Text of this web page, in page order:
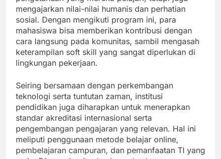
mengajarkan nilai-nilai humanis dan perhatian
sosial. Dengan mengikuti program ini, para
mahasiswa bisa memberikan kontribusi dengan
cara langsung pada komunitas, sambil mengasah
keterampilan soft skill yang sangat diperlukan di
lingkungan pekerjaan.
Seiring bersamaan dengan perkembangan
teknologi serta tuntutan zaman, institusi
pendidikan juga diharapkan untuk menerapkan
standar akreditasi internasional serta
pengembangan pengajaran yang relevan. Hal ini
meliputi penggunaan metode belajar online,
pembelajaran campuran, dan pemanfaatan TI yang